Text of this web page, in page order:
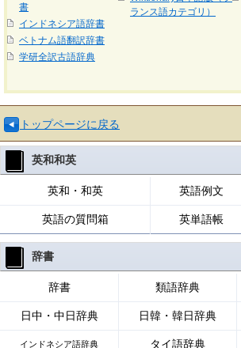
書
インドネシア語辞書
ベトナム語翻訳辞書
学研全訳古語辞典
ランス語カテゴリ）
トップページに戻る
英和和英
英和・和英 英語例文
英語の質問箱 英単語帳
辞書
辞書 類語辞典
日中・中日辞典 日韓・韓日辞典
インドネシア語辞典 タイ語辞典